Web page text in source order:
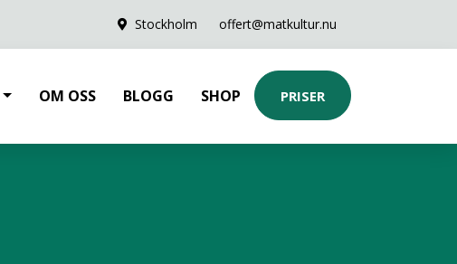
Stockholm offert@matkultur.nu
OM OSS BLOGG SHOP PRISER